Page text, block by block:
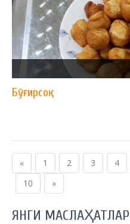
Бўғирсоқ
« 1 2 3 4
10
»
ЯНГИ МАСЛАҲАТЛАР